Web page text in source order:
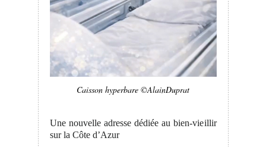
Caisson hyperbare ©AlainDuprat
Une nouvelle adresse dédiée au bien-vieillir
sur la Côte d’Azur